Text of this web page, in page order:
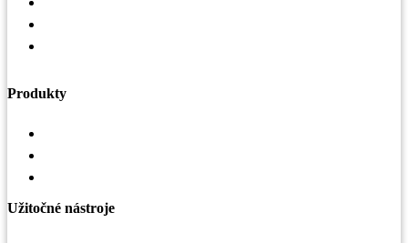
Produkty
Užitočné nástroje